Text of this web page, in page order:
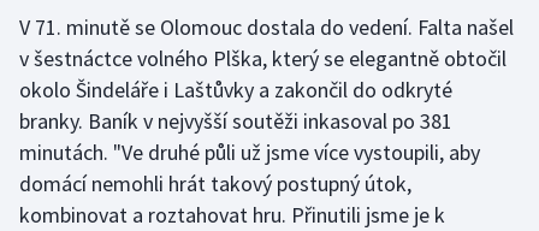
Sportovní střelba
Stolní tenis
Triatlon
Veslování
V 71. minutě se Olomouc dostala do vedení. Falta našel
v šestnáctce volného Plška, který se elegantně obtočil
okolo Šindeláře i Laštůvky a zakončil do odkryté
branky. Baník v nejvyšší soutěži inkasoval po 381
minutách. "Ve druhé půli už jsme více vystoupili, aby
domácí nemohli hrát takový postupný útok,
kombinovat a roztahovat hru. Přinutili jsme je k